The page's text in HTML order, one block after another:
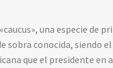
una especie de
sobra conocida, siendo
que el presidente en